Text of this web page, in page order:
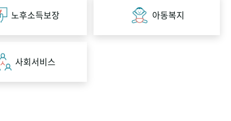
노후소득보장 아동복지
사회서비스